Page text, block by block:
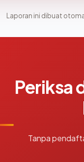
Laporan ini dibuat
Periksa
Tanpa